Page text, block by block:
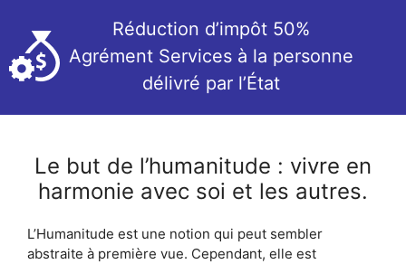
Réduction d’impôt 50%
Agrément Services à la personne
délivré par l’État
Le but de l’humanitude : vivre en
harmonie avec soi et les autres.
L’Humanitude est une notion qui peut sembler
abstraite à première vue. Cependant, elle est